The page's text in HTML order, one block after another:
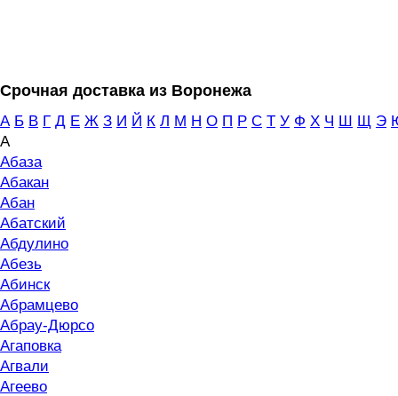
Срочная доставка из Воронежа
А Б В Г Д Е Ж З И Й К Л М Н О П Р С Т У Ф Х Ч Ш Щ Э
А
Абаза
Абакан
Абан
Абатский
Абдулино
Абезь
Абинск
Абрамцево
Абрау-Дюрсо
Агаповка
Агвали
Агеево